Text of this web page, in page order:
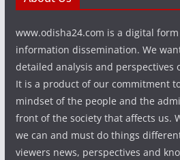
www.odisha24.com is a digital
information dissemination. We
detailed analysis and perspectives
It is a product of our commitment
mindset of the people and the
front of the society that affects us.
we can and must do things
viewers news, perspectives and